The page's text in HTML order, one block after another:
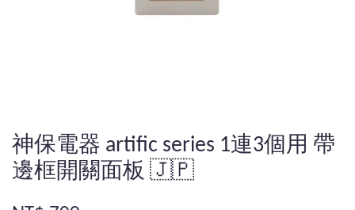
神保電器 artific series 1連3個用 帶
邊框開關面板 🇯🇵